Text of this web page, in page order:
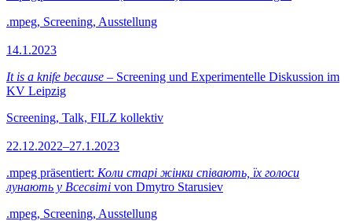
.mpeg, Screening, Ausstellung
14.1.2023
It is a knife because – Screening und Experimentelle Diskussion im
KV Leipzig
Screening, Talk, FILZ kollektiv
22.12.2022–27.1.2023
.mpeg präsentiert: Коли старі жінки співають, їх голоси
лунають у Всесвіті von Dmytro Starusiev
.mpeg, Screening, Ausstellung